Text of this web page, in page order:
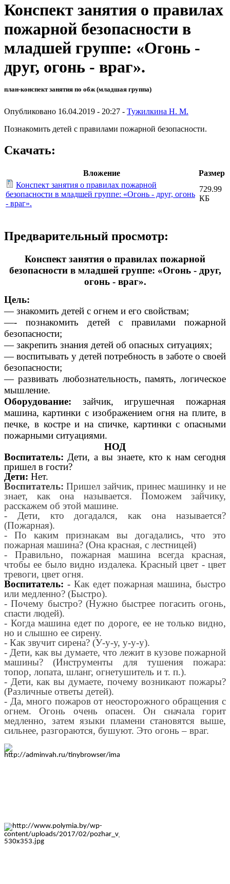
Конспект занятия о правилах
пожарной безопасности в
младшей группе: «Огонь -
друг, огонь - враг».
план-конспект занятия по обж (младшая группа)
Опубликовано 16.04.2019 - 20:27 - Тужилкина Н. М.
Познакомить детей с правилами пожарной безопасности.
Скачать:
Вложение
Размер
Конспект занятия о правилах пожарной
безопасности в младшей группе: «Огонь - друг, огонь
- враг».
729.99
КБ
Предварительный просмотр:
Конспект занятия о правилах пожарной
безопасности в младшей группе: «Огонь - друг,
огонь - враг».
Цель:
— знакомить детей с огнем и его свойствам;
—- познакомить детей с правилами пожарной
безопасности;
— закрепить знания детей об опасных ситуациях;
— воспитывать у детей потребность в заботе о своей
безопасности;
— развивать любознательность, память, логическое
мышление.
Оборудование: зайчик, игрушечная пожарная
машина, картинки с изображением огня на плите, в
печке, в костре и на спичке, картинки с опасными
пожарными ситуациями.
НОД
Воспитатель: Дети, а вы знаете, кто к нам сегодня
пришел в гости?
Дети: Нет.
Воспитатель: Пришел зайчик, принес машинку и не
знает, как она называется. Поможем зайчику,
расскажем об этой машине.
- Дети, кто догадался, как она называется?
(Пожарная).
- По каким признакам вы догадались, что это
пожарная машина? (Она красная, с лестницей)
- Правильно, пожарная машина всегда красная,
чтобы ее было видно издалека. Красный цвет - цвет
тревоги, цвет огня.
Воспитатель: -Как едет пожарная машина, быстро
или медленно? (Быстро).
- Почему быстро? (Нужно быстрее погасить огонь,
спасти людей).
- Когда машина едет по дороге, ее не только видно,
но и слышно ее сирену.
- Как звучит сирена? (У-у-у, у-у-у).
- Дети, как вы думаете, что лежит в кузове пожарной
машины? (Инструменты для тушения пожара:
топор, лопата, шланг, огнетушитель и т. п.).
- Дети, как вы думаете, почему возникают пожары?
(Различные ответы детей).
- Да, много пожаров от неосторожного обращения с
огнем. Огонь очень опасен. Он сначала горит
медленно, затем языки пламени становятся выше,
сильнее, разгораются, бушуют. Это огонь – враг.